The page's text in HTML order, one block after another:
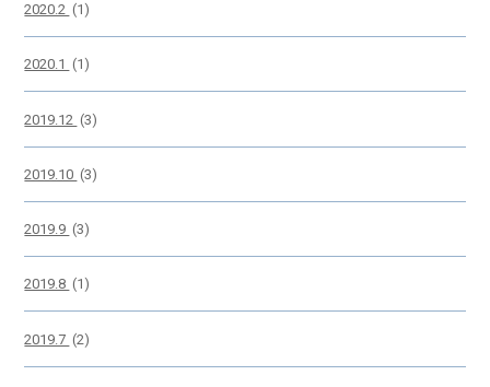
2020.2 (1)
2020.1 (1)
2019.12 (3)
2019.10 (3)
2019.9 (3)
2019.8 (1)
2019.7 (2)